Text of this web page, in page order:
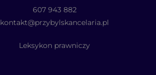
607 943 882
kontakt@przybylskancelaria.pl
Leksykon prawniczy